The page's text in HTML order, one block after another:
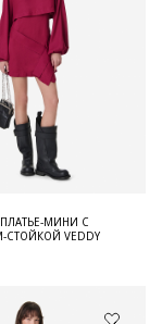
МИНИ С
VEDDY